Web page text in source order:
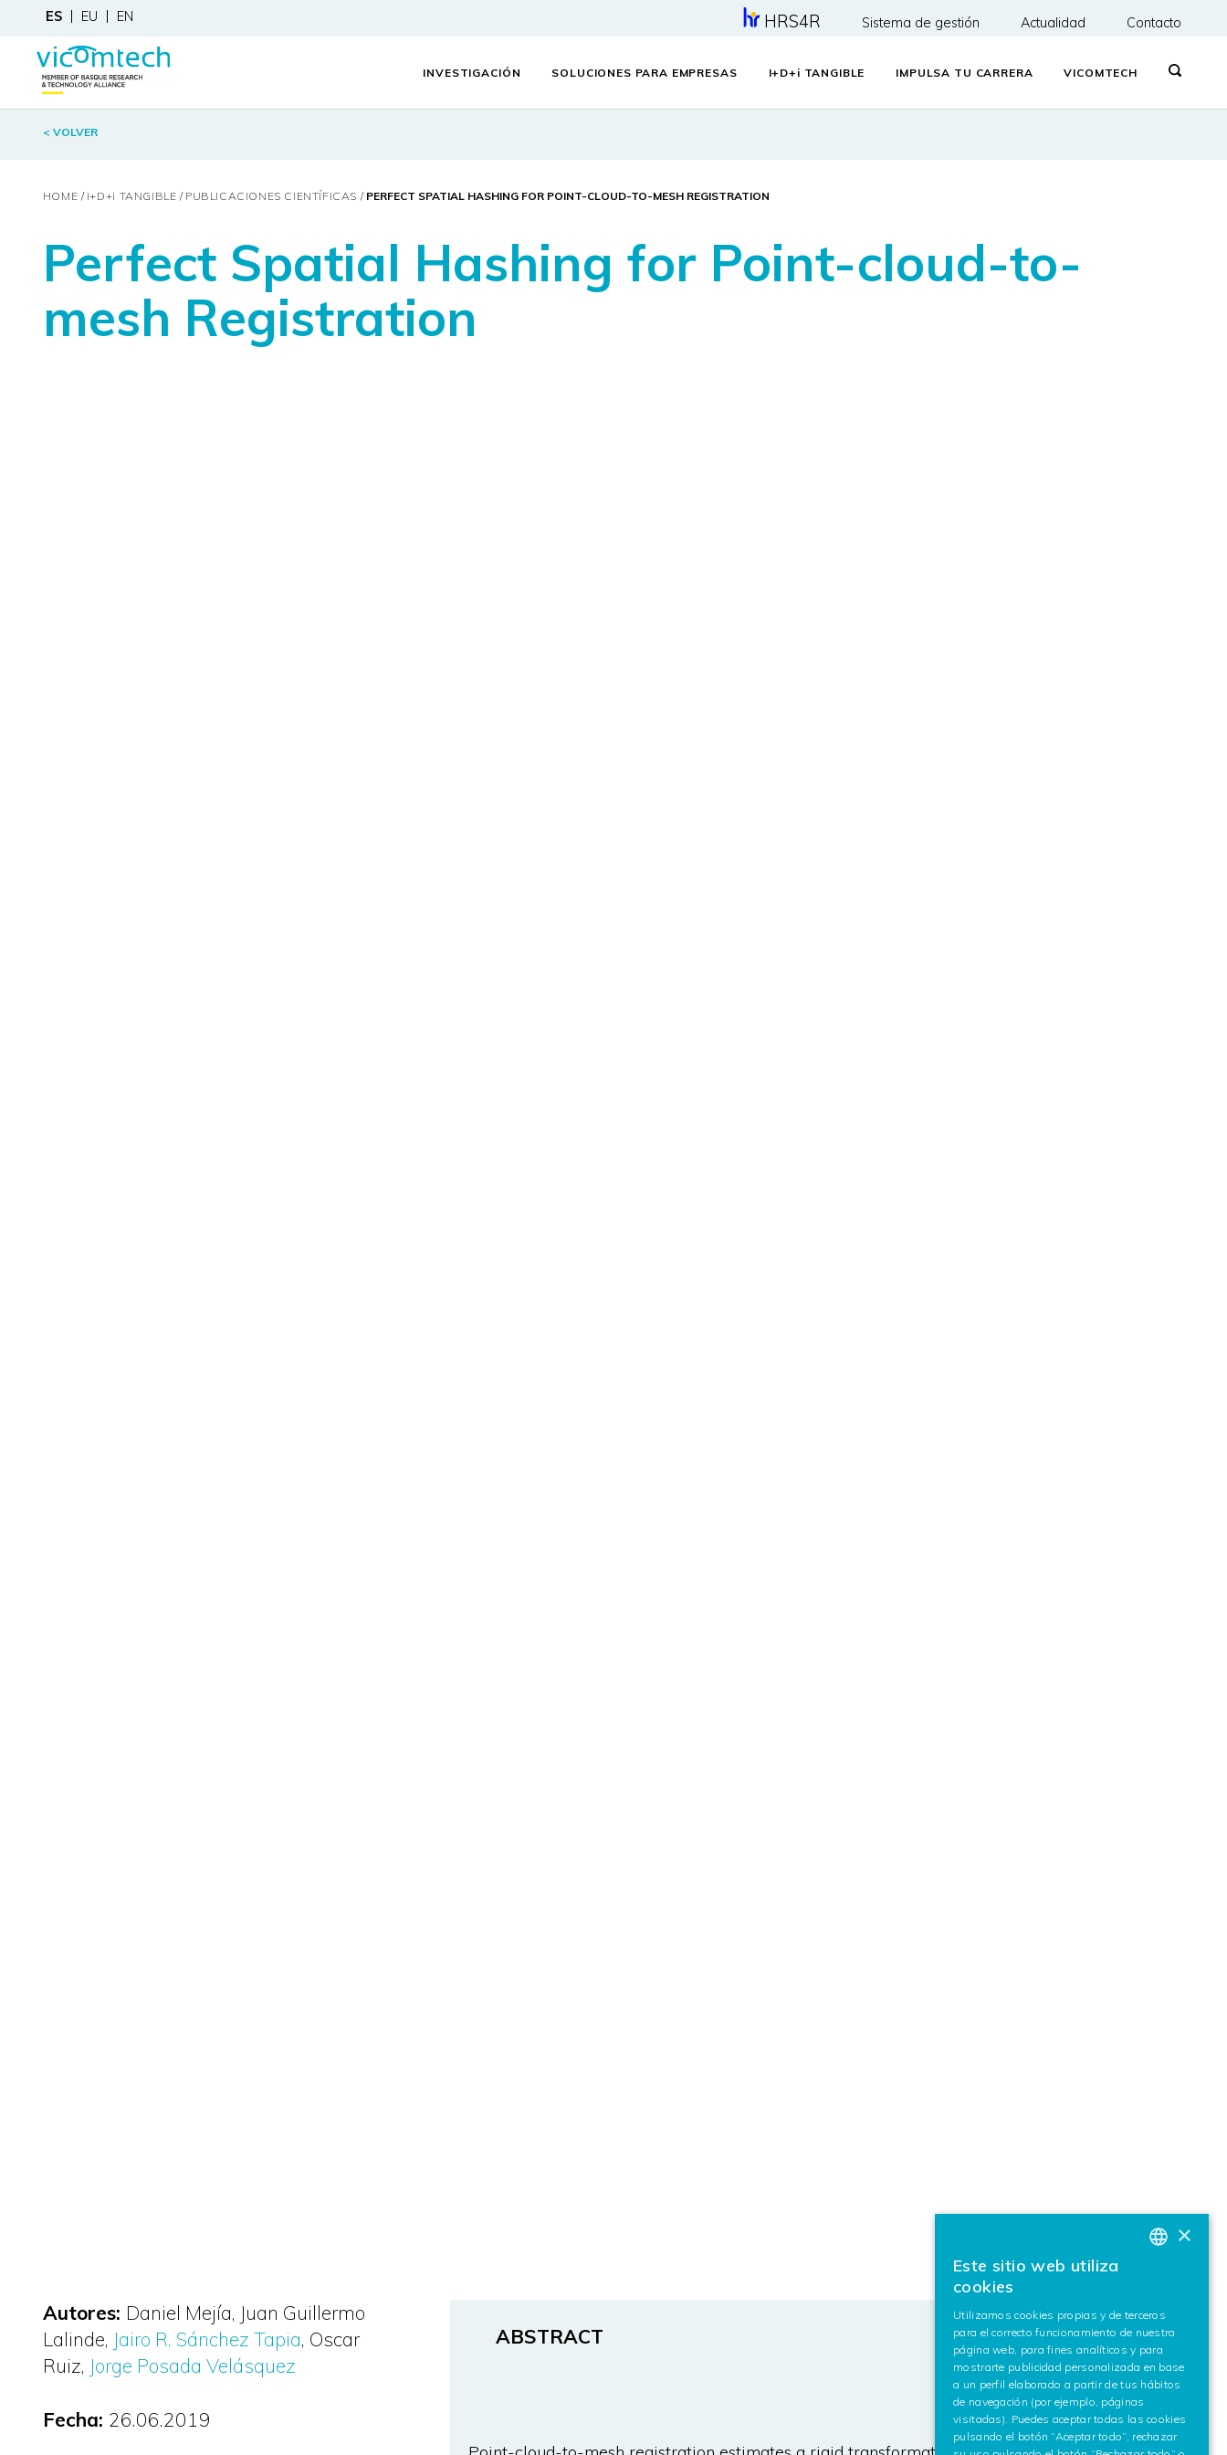
ES EU EN HRS4R Sistema de gestión Actualidad Contacto
INVESTIGACIÓN SOLUCIONES PARA EMPRESAS I+D+ i TANGIBLE IMPULSA TU CARRERA VICOMTECH
< VOLVER
HOME I+D+i TANGIBLE PUBLICACIONES CIENTÍFICAS PERFECT SPATIAL HASHING FOR POINT-CLOUD-TO-MESH REGISTRATION
Perfect Spatial Hashing for Point-cloud-to-
mesh Registration
Autores: Daniel Mejía Juan Guillermo
Lalinde Jairo R. Sánchez Tapia Oscar
Ruiz Jorge Posada Velásquez
Fecha: 26.06.2019
ABSTRACT ENGLISH
×
Este sitio web utiliza
cookies
Utilizamos cookies propias y de terceros
para el correcto funcionamiento de nuestra
página web, para fines analíticos y para
mostrarte publicidad personalizada en base
a un perfil elaborado a partir de tus hábitos
de navegación (por ejemplo, páginas
visitadas). Puedes aceptar todas las cookies
pulsando el botón “Aceptar todo”, rechazar